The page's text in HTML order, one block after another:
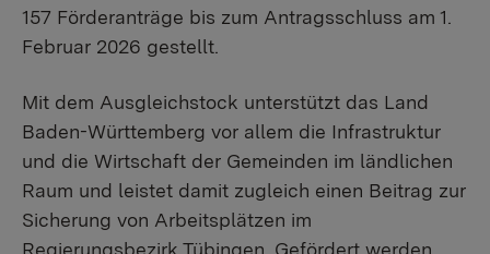
157 Förderanträge bis zum Antragsschluss am 1.
Februar 2026 gestellt.
Mit dem Ausgleichstock unterstützt das Land
Baden-Württemberg vor allem die Infrastruktur
und die Wirtschaft der Gemeinden im ländlichen
Raum und leistet damit zugleich einen Beitrag zur
Sicherung von Arbeitsplätzen im
Regierungsbezirk Tübingen. Gefördert werden